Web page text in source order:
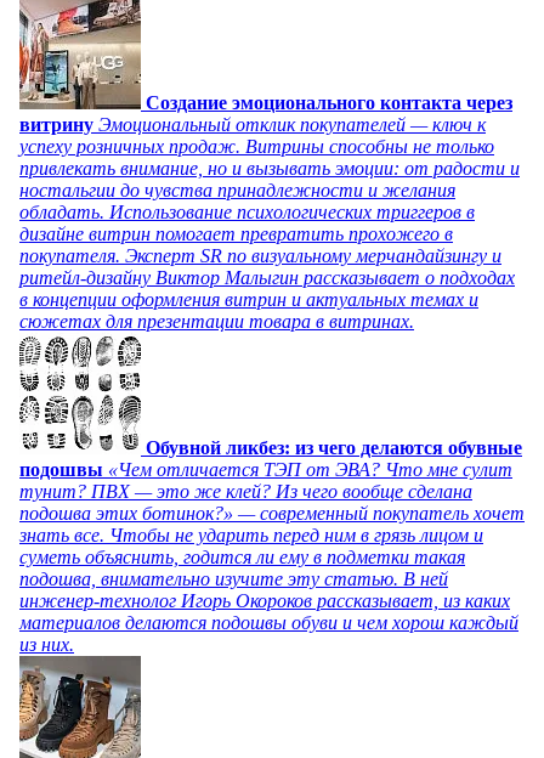
Создание эмоционального контакта через
витрину Эмоциональный отклик покупателей — ключ к
успеху розничных продаж. Витрины способны не только
привлекать внимание, но и вызывать эмоции: от радости и
ностальгии до чувства принадлежности и желания
обладать. Использование психологических триггеров в
дизайне витрин помогает превратить прохожего в
покупателя. Эксперт SR по визуальному мерчандайзингу и
ритейл-дизайну Виктор Малыгин рассказывает о подходах
в концепции оформления витрин и актуальных темах и
сюжетах для презентации товара в витринах.
Обувной ликбез: из чего делаются обувные
подошвы «Чем отличается ТЭП от ЭВА? Что мне сулит
тунит? ПВХ — это же клей? Из чего вообще сделана
подошва этих ботинок?» — современный покупатель хочет
знать все. Чтобы не ударить перед ним в грязь лицом и
суметь объяснить, годится ли ему в подметки такая
подошва, внимательно изучите эту статью. В ней
инженер-технолог Игорь Окороков рассказывает, из каких
материалов делаются подошвы обуви и чем хорош каждый
из них.